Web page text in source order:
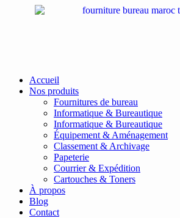
Accueil
Nos produits
Fournitures de bureau
Informatique & Bureautique
Informatique & Bureautique
Équipement & Aménagement
Classement & Archivage
Papeterie
Courrier & Expédition
Cartouches & Toners
À propos
Blog
Contact